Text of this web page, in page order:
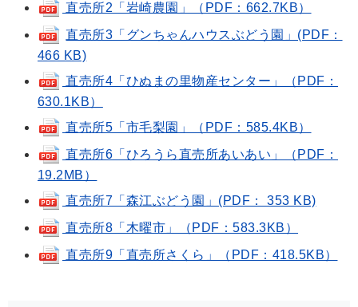
直売所2「岩崎農園」（PDF：662.7KB）
直売所3「グンちゃんハウスぶどう園」(PDF：
466 KB)
直売所4「ひぬまの里物産センター」（PDF：
630.1KB）
直売所5「市毛梨園」（PDF：585.4KB）
直売所6「ひろうら直売所あいあい」（PDF：
19.2MB）
直売所7「森江ぶどう園」(PDF： 353 KB)
直売所8「木曜市」（PDF：583.3KB）
直売所9「直売所さくら」（PDF：418.5KB）